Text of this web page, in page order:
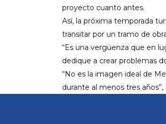
proyecto cuanto antes.
Así, la próxima temporada
transitar por un tramo de
“Es una vergüenza que en
dedique a crear problemas
“No es la imagen ideal de
durante al menos tres años”,